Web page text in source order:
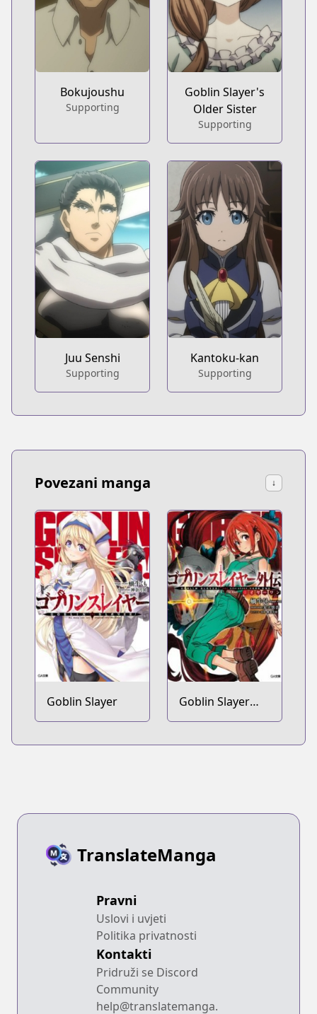
Bokujoushu
Supporting
Goblin Slayer's
Older Sister
Supporting
Juu Senshi
Supporting
Kantoku-kan
Supporting
Povezani manga ↓
Goblin Slayer
Goblin Slayer
Gaiden: Year
TranslateManga
Pravni
Uslovi i uvjeti
Politika privatnosti
Kontakti
Pridruži se Discord
Community
help@translatemanga.